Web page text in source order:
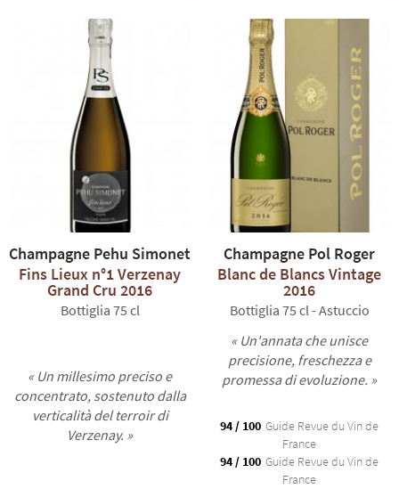
Champagne Pehu Simonet
Fins Lieux n°1 Verzenay
Grand Cru 2016
Bottiglia 75 cl
« Un millesimo preciso e
concentrato, sostenuto dalla
verticalità del terroir di
Verzenay. »
Champagne Pol Roger
Blanc de Blancs Vintage
2016
Bottiglia 75 cl - Astuccio
« Un'annata che unisce
precisione, freschezza e
promessa di evoluzione. »
94 / 100 Guide Revue du Vin de
France
94 / 100 Guide Revue du Vin de
France